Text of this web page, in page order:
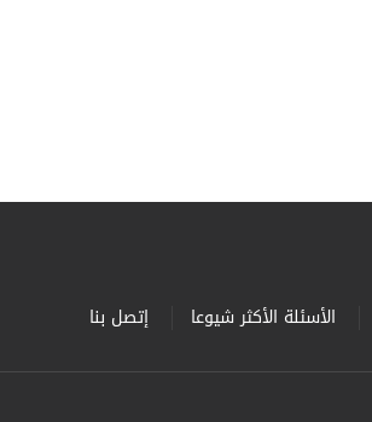
الأسئلة الأكثر شيوعا إتصل بنا